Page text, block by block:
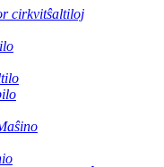
cirkvitŝaltiloj